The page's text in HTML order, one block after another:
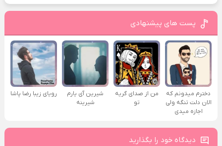
پست های پیشنهادی
دخترم میدونم که
الان دلت تنگه ولی
اجازه میدی
من از صدای گريه
تو
شیرین آی یارم
شیرینه
رویای زیبا رضا پاشا
دیدگاه خود را بگذارید